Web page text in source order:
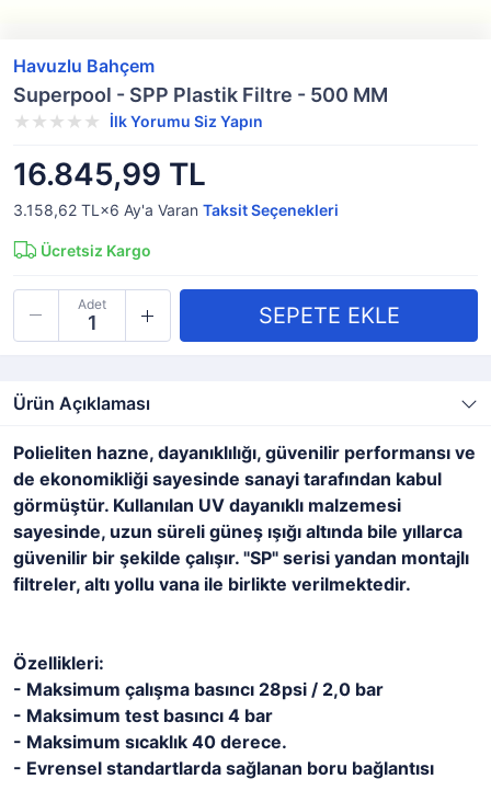
Havuzlu Bahçem
Superpool - SPP Plastik Filtre - 500 MM
İlk Yorumu Siz Yapın
16.845,99 TL
3.158,62 TL×6 Ay'a Varan Taksit Seçenekleri
Ücretsiz Kargo
Adet
Ürün Açıklaması
Polieliten hazne, dayanıklılığı, güvenilir performansı ve
de ekonomikliği sayesinde sanayi tarafından kabul
görmüştür. Kullanılan UV dayanıklı malzemesi
sayesinde, uzun süreli güneş ışığı altında bile yıllarca
güvenilir bir şekilde çalışır. "SP" serisi yandan montajlı
filtreler, altı yollu vana ile birlikte verilmektedir.
Özellikleri:
- Maksimum çalışma basıncı 28psi / 2,0 bar
- Maksimum test basıncı 4 bar
- Maksimum sıcaklık 40 derece.
- Evrensel standartlarda sağlanan boru bağlantısı